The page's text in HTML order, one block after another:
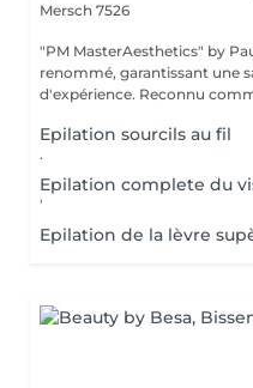
Mersch 7526
"PM MasterAesthetics" by
renommé, garantissant une
d'expérience. Reconnu
Epilation sourcils au fil
.
Epilation complete du
'
Epilation de la lèvre